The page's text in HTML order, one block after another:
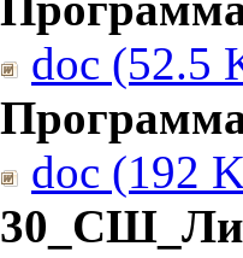
doc (52.5
doc (192